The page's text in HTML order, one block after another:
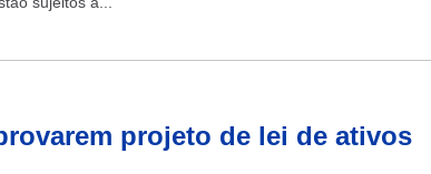
projeto de lei de ativos